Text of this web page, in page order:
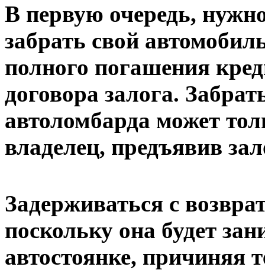
В первую очередь,
забрать свой
полного погашения
договора залога.
автоломбарда может
владелец, предъявив
Задерживаться с
поскольку она будет
автостоянке, причиняя